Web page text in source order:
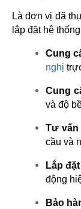
Là đơn vị đã
lắp đặt hệ thống
Cung
nghị
Cung
và độ
Tư vấn
cầu và
Lắp
động
Bảo